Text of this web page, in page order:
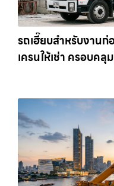
รถเฮี๊ยบสำหรับงานก่
เครนให้เช่า ครอบค